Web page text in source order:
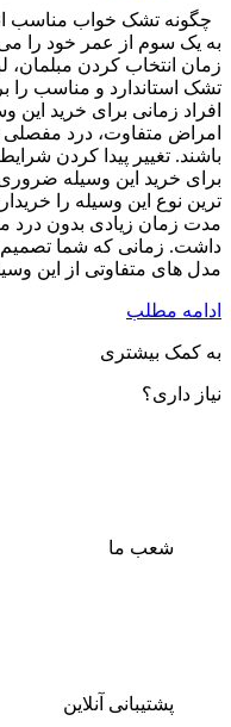
چگونه تشک خواب مناسب
به یک سوم از عمر خود را
زمان انتخاب کردن مبلمان،
تشک استاندارد و مناسب را
افراد زمانی برای خرید
امراض متفاوت، درد
باشند. تغییر پیدا کردن
برای خرید این وسیله
ترین نوع این وسیله را
مدت زمان زیادی بدون درد
داشت. زمانی که شما تصمیم
مدل های متفاوتی از این
ادامه مطلب
به کمک بیشتری
نیاز داری؟
شعب ما
پشتیبانی آنلاین